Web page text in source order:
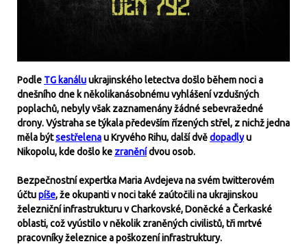
Podle TG kanáluukrajinského letectva došlo během noci a
dnešního dne k několikanásobnému vyhlášení vzdušných
poplachů, nebyly však zaznamenány žádné sebevražedné
drony. Výstraha se týkala především řízených střel, z nichž jedna
měla býtsestřelenau Kryvého Rihu, další dvědopadlyu
Nikopolu, kde došlo ke zraněnídvou osob.
Bezpečnostní expertka Maria Avdejeva na svém twitterovém
účtupíše, že okupanti v noci také zaútočili na ukrajinskou
železniční infrastrukturu v Charkovské, Doněcké a Čerkaské
oblasti, což vyústilo v několik zraněných civilistů, tři mrtvé
pracovníky železnice a poškození infrastruktury.